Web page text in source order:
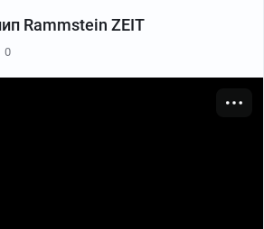
Rammstein ZEIT
0